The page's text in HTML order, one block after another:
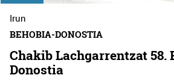
Irun
BEHOBIA-DONOSTIA
Chakib Lachgarrentzat 58.
Donostia